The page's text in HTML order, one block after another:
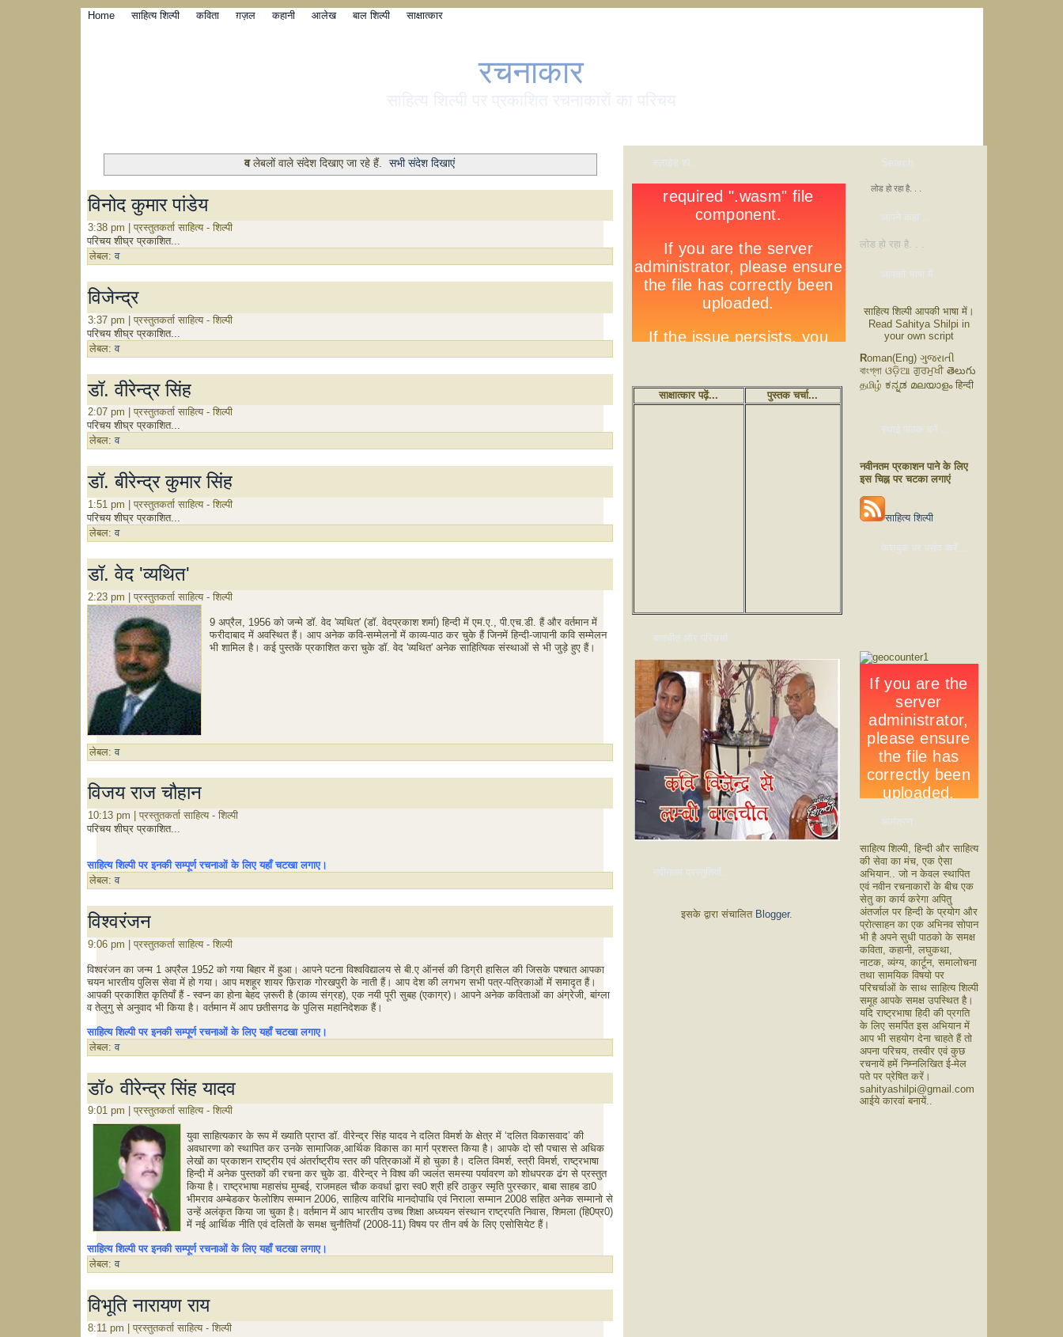
Home साहित्य शिल्पी कविता ग़ज़ल कहानी आलेख बाल शिल्पी साक्षात्कार
रचनाकार
वलेबलों वाले संदेश दिखाए जा रहे हैं. सभी संदेश दिखाएं
विनोद कुमार पांडेय
3:38 pm | प्रस्तुतकर्ता साहित्य - शिल्पी
परिचय शीघ्र प्रकाशित...
लेबल: व
विजेन्द्र
3:37 pm | प्रस्तुतकर्ता साहित्य - शिल्पी
परिचय शीघ्र प्रकाशित...
लेबल: व
डॉ. वीरेन्द्र सिंह
2:07 pm | प्रस्तुतकर्ता साहित्य - शिल्पी
परिचय शीघ्र प्रकाशित...
लेबल: व
डॉ. बीरेन्द्र कुमार सिंह
1:51 pm | प्रस्तुतकर्ता साहित्य - शिल्पी
परिचय शीघ्र प्रकाशित...
लेबल: व
डॉ. वेद 'व्यथित'
2:23 pm | प्रस्तुतकर्ता साहित्य - शिल्पी
9 अप्रैल, 1956 को जन्मे डॉ. वेद 'व्यथित' (डॉ. वेदप्रकाश शर्मा) हिन्दी में एम.ए., पी.एच.डी. हैं और वर्तमान में
फरीदाबाद में अवस्थित हैं। आप अनेक कवि-सम्मेलनों में काव्य-पाठ कर चुके हैं जिनमें हिन्दी-जापानी कवि सम्मेलन
भी शामिल है। कई पुस्तकें प्रकाशित करा चुके डॉ. वेद 'व्यथित' अनेक साहित्यिक संस्थाओं से भी जुड़े हुए हैं।
लेबल: व
विजय राज चौहान
10:13 pm | प्रस्तुतकर्ता साहित्य - शिल्पी
परिचय शीघ्र प्रकाशित...
साहित्य शिल्पी पर इनकी सम्पूर्ण रचनाओं के लिए यहाँ चटखा लगाए।
लेबल: व
विश्वरंजन
9:06 pm | प्रस्तुतकर्ता साहित्य - शिल्पी
विश्वरंजन का जन्म 1 अप्रैल 1952 को गया बिहार में हुआ। आपने पटना विश्वविद्यालय से बी.ए ऑनर्स की डिग्री हासिल की जिसके पश्चात आपका
चयन भारतीय पुलिस सेवा में हो गया। आप मशहूर शायर फ़िराक गोरखपुरी के नाती हैं। आप देश की लगभग सभी पत्र-पत्रिकाओं में समादृत हैं।
आपकी प्रकाशित कृतियाँ हैं - स्वप्न का होना बेहद ज़रूरी है (काव्य संग्रह), एक नयी पूरी सुबह (एकाग्र)। आपने अनेक कविताओं का अंग्रेजी, बांग्ला
व तेलुगु से अनुवाद भी किया है। वर्तमान में आप छतीसगढ के पुलिस महानिदेशक हैं।
साहित्य शिल्पी पर इनकी सम्पूर्ण रचनाओं के लिए यहाँ चटखा लगाए।
लेबल: व
डॉ० वीरेन्द्र सिंह यादव
9:01 pm | प्रस्तुतकर्ता साहित्य - शिल्पी
युवा साहित्यकार के रूप में ख्याति प्राप्त डॉ. वीरेन्द्र सिंह यादव ने दलित विमर्श के क्षेत्र में ‘दलित विकासवाद’ की
अवधारणा को स्थापित कर उनके सामाजिक,आर्थिक विकास का मार्ग प्रशस्त किया है। आपके दो सौ पचास से अधिक
लेखों का प्रकाशन राष्ट्रीय एवं अंतर्राष्ट्रीय स्तर की पत्रिकाओं में हो चुका है। दलित विमर्श, स्त्री विमर्श, राष्ट्रभाषा
हिन्दी में अनेक पुस्तकों की रचना कर चुके डा. वीरेन्द्र ने विश्व की ज्वलंत समस्या पर्यावरण को शोधपरक ढंग से प्रस्तुत
किया है। राष्ट्रभाषा महासंघ मुम्बई, राजमहल चौक कवर्धा द्वारा स्व0 श्री हरि ठाकुर स्मृति पुरस्कार, बाबा साहब डा0
भीमराव अम्बेडकर फेलोशिप सम्मान 2006, साहित्य वारिधि मानदोपाधि एवं निराला सम्मान 2008 सहित अनेक सम्मानो से
उन्हें अलंकृत किया जा चुका है। वर्तमान में आप भारतीय उच्च शिक्षा अध्ययन संस्थान राष्ट्रपति निवास, शिमला (हि0प्र0)
में नई आर्थिक नीति एवं दलितों के समक्ष चुनौतियाँ (2008-11) विषय पर तीन वर्ष के लिए एसोसियेट हैं।
साहित्य शिल्पी पर इनकी सम्पूर्ण रचनाओं के लिए यहाँ चटखा लगाए।
लेबल: व
विभूति नारायण राय
8:11 pm | प्रस्तुतकर्ता साहित्य - शिल्पी
स्लाईड शो...
साक्षात्कार पढ़ें... पुस्तक चर्चा...
बातचीत और परिचर्चा
नवीनतम प्रस्तुतियाँ...
इसके द्वारा संचालित Blogger.
Search
लोड हो रहा है. . .
आपने कहा ...
लोड हो रहा है. . .
आपकी भाषा में..
साहित्य शिल्पी आपकी भाषा में।
Read Sahitya Shilpi in
your own script
Roman(Eng) ગુજરાતી
বাংগ্লা ଓଡ଼ିଆ ਗੁਰਮੁਖੀ తెలుగు
தமிழ் ಕನ್ನಡ മലയാളം हिन्दी
स्थाई पाठक बनें ...
नवीनतम प्रकाशन पाने के लिए
इस चिह्न पर चटका लगाएं
साहित्य शिल्पी
फेसबुक पर पसंद करें...
आमंत्रण
साहित्य शिल्पी, हिन्दी और साहित्य
की सेवा का मंच, एक ऐसा
अभियान.. जो न केवल स्थापित
एवं नवीन रचनाकारों के बीच एक
सेतु का कार्य करेगा अपितु
अंतर्जाल पर हिन्दी के प्रयोग और
प्रोत्साहन का एक अभिनव सोपान
भी है अपने सुधी पाठको के समक्ष
कविता, कहानी, लघुकथा,
नाटक, व्यंग्य, कार्टून, समालोचना
तथा सामयिक विषयो पर
परिचर्चाओं के साथ साहित्य शिल्पी
समूह आपके समक्ष उपस्थित है।
यदि राष्ट्रभाषा हिदी की प्रगति
के लिए समर्पित इस अभियान में
आप भी सहयोग देना चाहते हैं तो
अपना परिचय, तस्वीर एवं कुछ
रचनायें हमें निम्नलिखित ई-मेल
पते पर प्रेषित करें।
sahityashilpi@gmail.com
आईये कारवां बनायें..